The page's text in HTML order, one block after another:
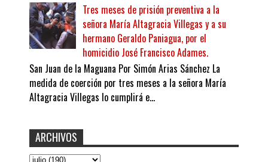
Tres meses de prisión preventiva a la
señora María Altagracia Villegas y a su
hermano Geraldo Paniagua, por el
homicidio José Francisco Adames.
San Juan de la Maguana Por Simón Arias Sánchez La
medida de coerción por tres meses a la señora María
Altagracia Villegas lo cumplirá e...
ARCHIVOS